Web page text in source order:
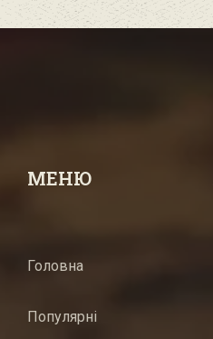
МЕНЮ
Головна
Популярні